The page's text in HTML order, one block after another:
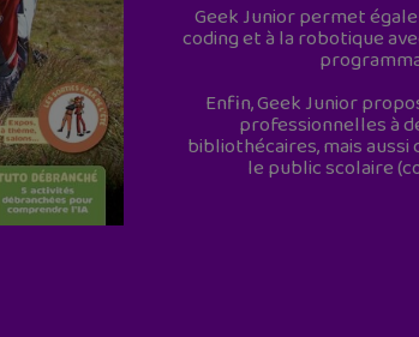
Geek Junior permet
coding et à la robotique
Enfin, Geek Junior
professionnelles à
bibliothécaires, mais
le public scolaire